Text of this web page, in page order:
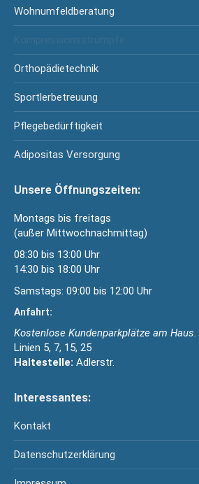
in
new
window
in
new
window
Wohnumfeldberatung
Kompressionsstrümpfe
Orthopädietechnik
Sportlerbetreuung
Pflegebedürftigkeit
Adipositas Versorgung
Unsere Öffnungszeiten:
Montags bis freitags
(außer Mittwochnachmittag)
08:30 bis 13:00 Uhr
14:30 bis 18:00 Uhr
Samstags: 09:00 bis 12:00 Uhr
Anfahrt:
Kostenlose Kundenparkplätze am Haus.
Linien 5, 7, 15, 25
Haltestelle: Adlerstr.
Interessantes:
Kontakt
Datenschutzerklärung